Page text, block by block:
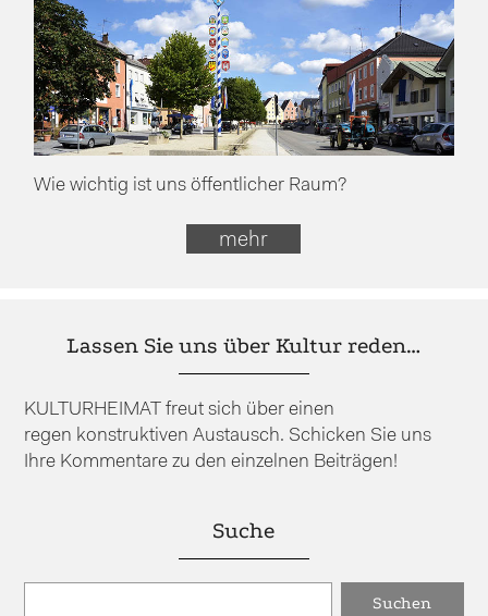
Wie wichtig ist uns öffentlicher Raum?
mehr
Lassen Sie uns über Kultur reden…
KULTURHEIMAT freut sich über einen
regen konstruktiven Austausch. Schicken Sie uns
Ihre Kommentare zu den einzelnen Beiträgen!
Suche